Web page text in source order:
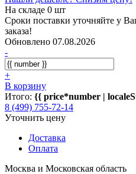
На складе 0 шт
Сроки поставки уточняйте у
заказа!
Обновлено 07.08.2026
-
+
В корзину
Итого: {{ price*number |
8 (499) 755-72-14
Уточнить цену
Доставка
Оплата
Москва и Московская область